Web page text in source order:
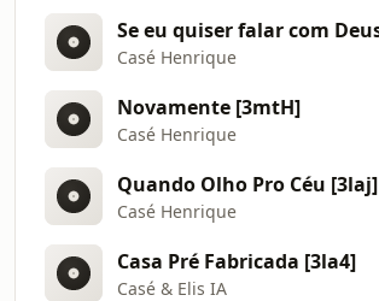
Casé Henrique
Novamente [3mtH]
Casé Henrique
Quando Olho Pro Céu [3laj]
Casé Henrique
Casa Pré Fabricada [3la4]
Casé & Elis IA